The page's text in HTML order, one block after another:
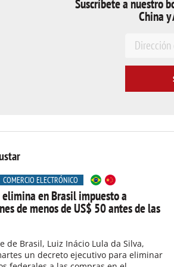
Suscríbete a nuestro
China
a
COMERCIO ELECTRÓNICO
en Brasil impuesto a
de menos de US$ 50 antes de las
de Brasil, Luiz Inácio Lula da Silva,
un decreto ejecutivo para eliminar